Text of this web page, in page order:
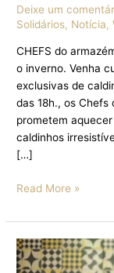
Deixe um
Solidários, Notícia,
CHEFS do
o inverno. Venha
exclusivas de
das 18h., os
prometem
caldinhos
[…]
Read More »
CHEFs
DO